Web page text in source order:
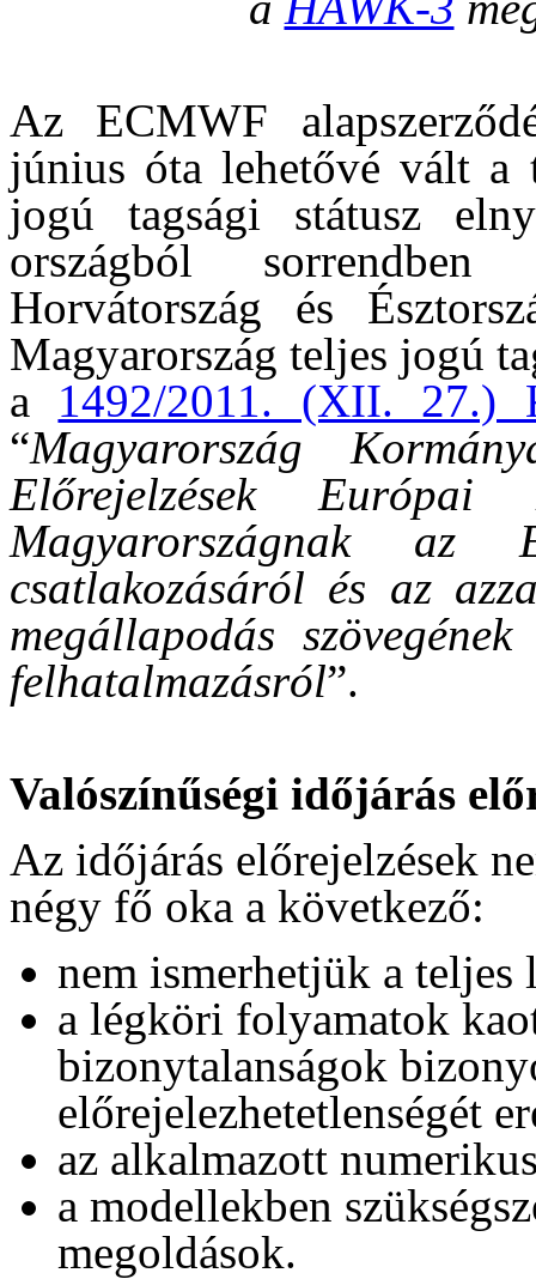
Az ECMWF
június óta lehetővé vált a
jogú tagsági státusz
országból
Horvátország és
Magyarország teljes jogú
a 1492/2011. (XII. 27.)
“Magyarország
Előrejelzések
Magyarországnak az
csatlakozásáról és az
megállapodás
felhatalmazásról”.
Valószínűségi időjárás
Az időjárás előrejelzések
négy fő oka a következő:
nem ismerhetjük a
a légköri folyamatok
bizonytalanságok
előrejelezhetetlenségét
az alkalmazott
a modellekben
megoldások.